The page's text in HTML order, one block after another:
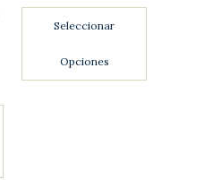
Seleccionar
Opciones